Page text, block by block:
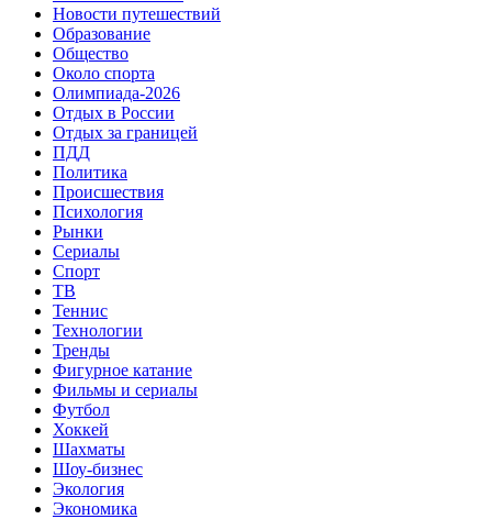
Новости путешествий
Образование
Общество
Около спорта
Олимпиада-2026
Отдых в России
Отдых за границей
ПДД
Политика
Происшествия
Психология
Рынки
Сериалы
Спорт
ТВ
Теннис
Технологии
Тренды
Фигурное катание
Фильмы и сериалы
Футбол
Хоккей
Шахматы
Шоу-бизнес
Экология
Экономика